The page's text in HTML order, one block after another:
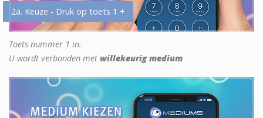
2a. Keuze - Druk op toets 1 +
Toets nummer 1 in.
U wordt verbonden met willekeurig medium